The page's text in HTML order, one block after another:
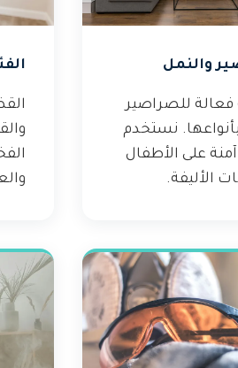
والنمل
للصراصير
نستخدم
على الأطفال
الأليفة.